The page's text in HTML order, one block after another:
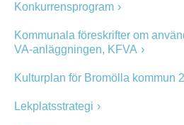
Konkurrensprogram
Kommunala föreskrifter om
VA-anläggningen, KFVA
Kulturplan för Bromölla kommun
Lekplatsstrategi